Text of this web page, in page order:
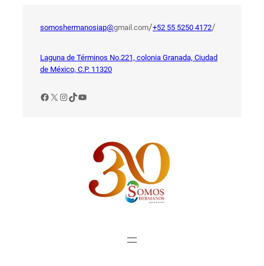
somoshermanosiap@gmail.com/+52 55 5250 4172/
Laguna de Términos No.221, colonia Granada, Ciudad
de México, C.P. 11320
Facebook
X Instagram
TikTok
YouTube